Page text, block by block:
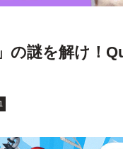
の謎を解け！